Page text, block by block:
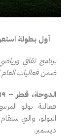
أول بطولة
برنامج ثقافي
ضمنفعاليات العام
الدوحة، قطر – ١٩ أكتوبر ٢٠٢٥
فعالية بولو
البولو،
ديسمبر.